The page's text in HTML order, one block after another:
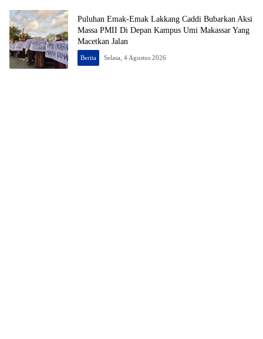
Puluhan Emak-Emak Lakkang Caddi Bubarkan Aksi
Massa PMII Di Depan Kampus Umi Makassar Yang
Macetkan Jalan
Berita Selasa, 4 Agustus 2026